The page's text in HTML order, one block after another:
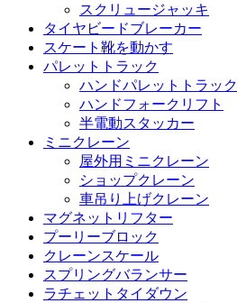
スクリュージャッキ
タイヤビードブレーカー
スケート靴を動かす
パレットトラック
ハンドパレットトラック
ハンドフォークリフト
半電動スタッカー
ミニクレーン
屋外用ミニクレーン
ショップクレーン
車吊り上げクレーン
マグネットリフター
プーリーブロック
クレーンスケール
スプリングバランサー
ラチェットタイダウン